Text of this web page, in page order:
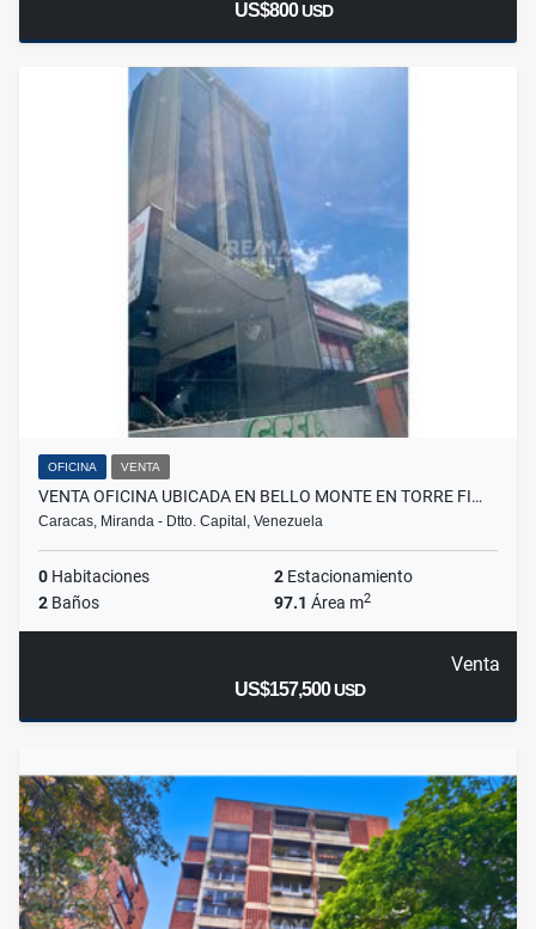
US$800USD
OFICINA VENTA
VENTA OFICINA UBICADA EN BELLO MONTE EN TORRE FI…
Caracas, Miranda - Dtto. Capital, Venezuela
0 Habitaciones 2 Estacionamiento
2 Baños 97.1 Área m2
Venta
US$157,500USD